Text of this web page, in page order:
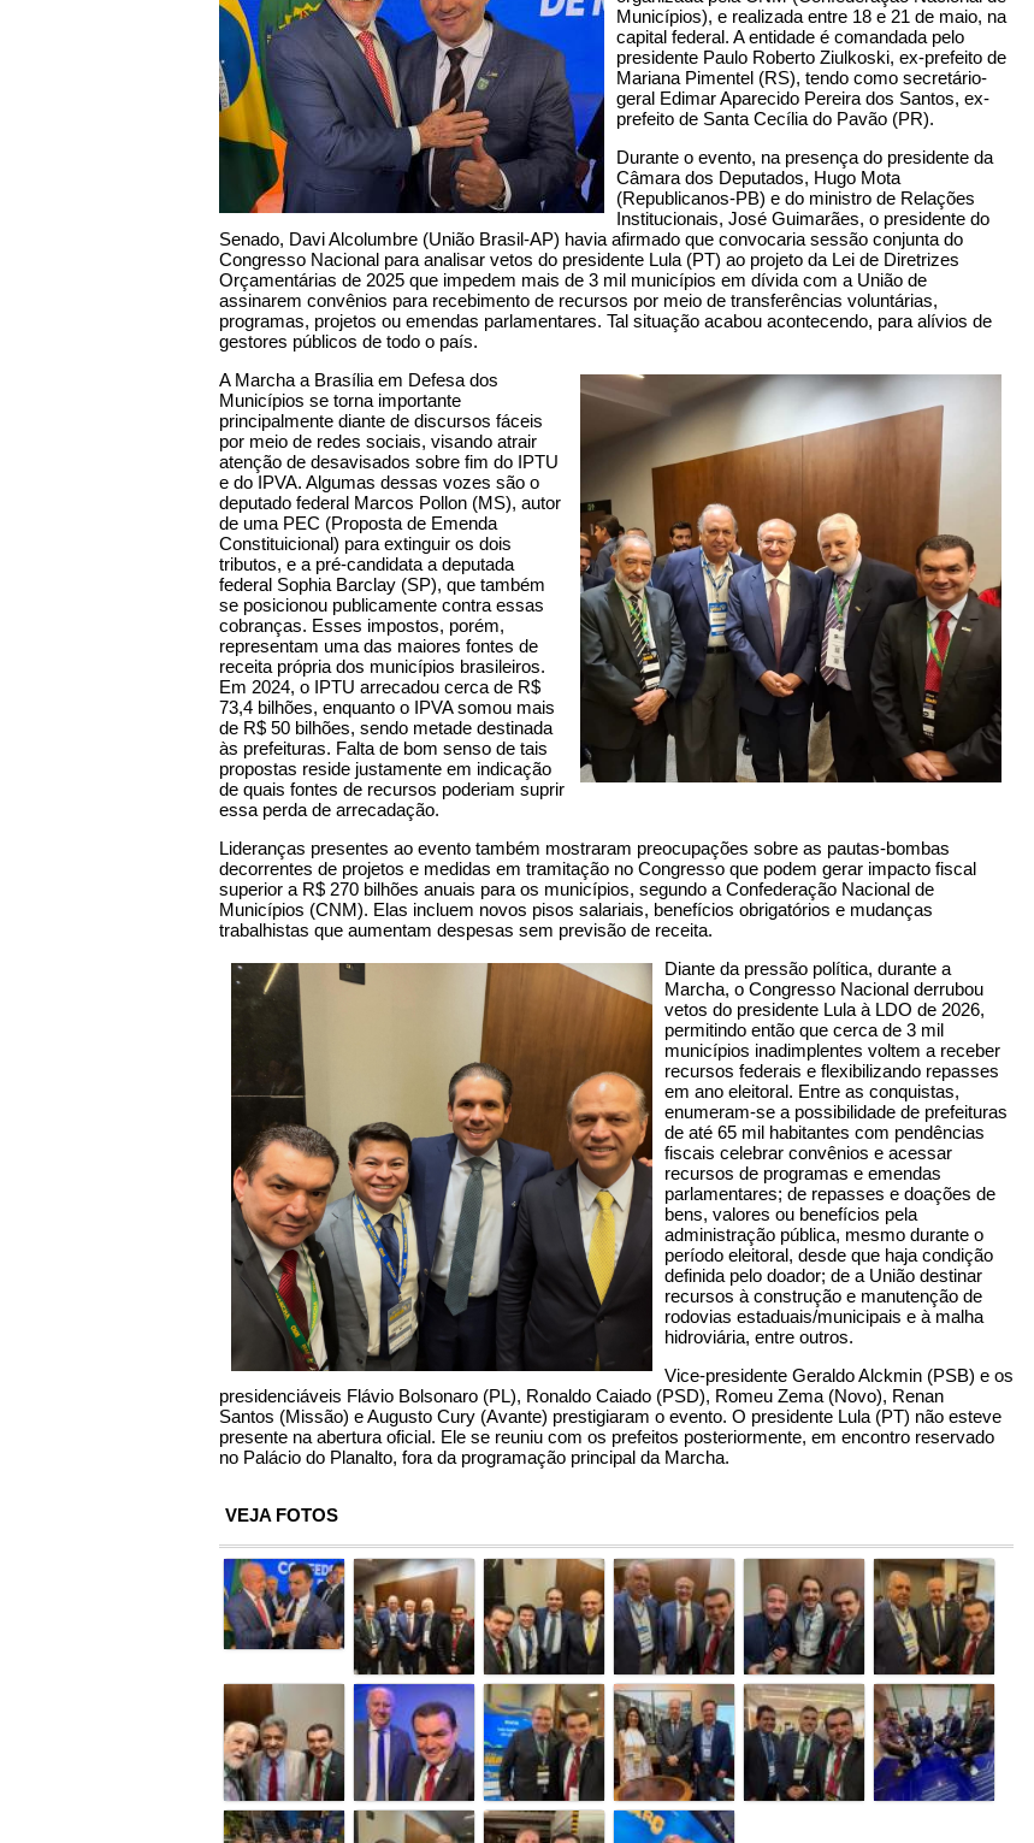
Municípios), e realizada entre 18 e 21 de maio, na
capital federal. A entidade é comandada pelo
presidente Paulo Roberto Ziulkoski, ex-prefeito de
Mariana Pimentel (RS), tendo como secretário-
geral Edimar Aparecido Pereira dos Santos, ex-
prefeito de Santa Cecília do Pavão (PR).
Durante o evento, na presença do presidente da
Câmara dos Deputados, Hugo Mota
(Republicanos-PB) e do ministro de Relações
Institucionais, José Guimarães, o presidente do
Senado, Davi Alcolumbre (União Brasil-AP) havia afirmado que convocaria sessão conjunta do
Congresso Nacional para analisar vetos do presidente Lula (PT) ao projeto da Lei de Diretrizes
Orçamentárias de 2025 que impedem mais de 3 mil municípios em dívida com a União de
assinarem convênios para recebimento de recursos por meio de transferências voluntárias,
programas, projetos ou emendas parlamentares. Tal situação acabou acontecendo, para alívios de
gestores públicos de todo o país.
A Marcha a Brasília em Defesa dos
Municípios se torna importante
principalmente diante de discursos fáceis
por meio de redes sociais, visando atrair
atenção de desavisados sobre fim do IPTU
e do IPVA. Algumas dessas vozes são o
deputado federal Marcos Pollon (MS), autor
de uma PEC (Proposta de Emenda
Constituicional) para extinguir os dois
tributos, e a pré-candidata a deputada
federal Sophia Barclay (SP), que também
se posicionou publicamente contra essas
cobranças. Esses impostos, porém,
representam uma das maiores fontes de
receita própria dos municípios brasileiros.
Em 2024, o IPTU arrecadou cerca de R$
73,4 bilhões, enquanto o IPVA somou mais
de R$ 50 bilhões, sendo metade destinada
às prefeituras. Falta de bom senso de tais
propostas reside justamente em indicação
de quais fontes de recursos poderiam suprir
essa perda de arrecadação.
Lideranças presentes ao evento também mostraram preocupações sobre as pautas-bombas
decorrentes de projetos e medidas em tramitação no Congresso que podem gerar impacto fiscal
superior a R$ 270 bilhões anuais para os municípios, segundo a Confederação Nacional de
Municípios (CNM). Elas incluem novos pisos salariais, benefícios obrigatórios e mudanças
trabalhistas que aumentam despesas sem previsão de receita.
Diante da pressão política, durante a
Marcha, o Congresso Nacional derrubou
vetos do presidente Lula à LDO de 2026,
permitindo então que cerca de 3 mil
municípios inadimplentes voltem a receber
recursos federais e flexibilizando repasses
em ano eleitoral. Entre as conquistas,
enumeram-se a possibilidade de prefeituras
de até 65 mil habitantes com pendências
fiscais celebrar convênios e acessar
recursos de programas e emendas
parlamentares; de repasses e doações de
bens, valores ou benefícios pela
administração pública, mesmo durante o
período eleitoral, desde que haja condição
definida pelo doador; de a União destinar
recursos à construção e manutenção de
rodovias estaduais/municipais e à malha
hidroviária, entre outros.
Vice-presidente Geraldo Alckmin (PSB) e os
presidenciáveis Flávio Bolsonaro (PL), Ronaldo Caiado (PSD), Romeu Zema (Novo), Renan
Santos (Missão) e Augusto Cury (Avante) prestigiaram o evento. O presidente Lula (PT) não esteve
presente na abertura oficial. Ele se reuniu com os prefeitos posteriormente, em encontro reservado
no Palácio do Planalto, fora da programação principal da Marcha.
VEJA FOTOS